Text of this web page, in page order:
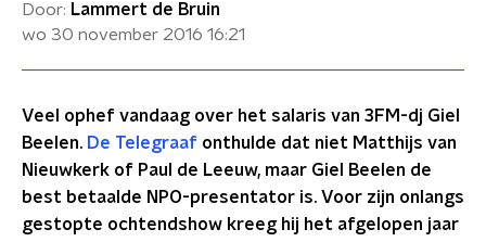
Door: Lammert de Bruin
wo 30 november 2016 16:21
Veel ophef vandaag over het salaris van 3FM-dj Giel
Beelen. De Telegraaf onthulde dat niet Matthijs van
Nieuwkerk of Paul de Leeuw, maar Giel Beelen de
best betaalde NPO-presentator is. Voor zijn onlangs
gestopte ochtendshow kreeg hij het afgelopen jaar